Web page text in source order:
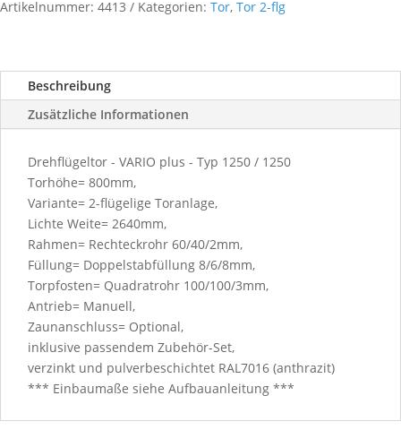
Artikelnummer: 4413 Kategorien: Tor, Tor 2-flg
Beschreibung
Zusätzliche Informationen
Drehflügeltor - VARIO plus - Typ 1250 / 1250
Torhöhe= 800mm,
Variante= 2-flügelige Toranlage,
Lichte Weite= 2640mm,
Rahmen= Rechteckrohr 60/40/2mm,
Füllung= Doppelstabfüllung 8/6/8mm,
Torpfosten= Quadratrohr 100/100/3mm,
Antrieb= Manuell,
Zaunanschluss= Optional,
inklusive passendem Zubehör-Set,
verzinkt und pulverbeschichtet RAL7016 (anthrazit)
*** Einbaumaße siehe Aufbauanleitung ***